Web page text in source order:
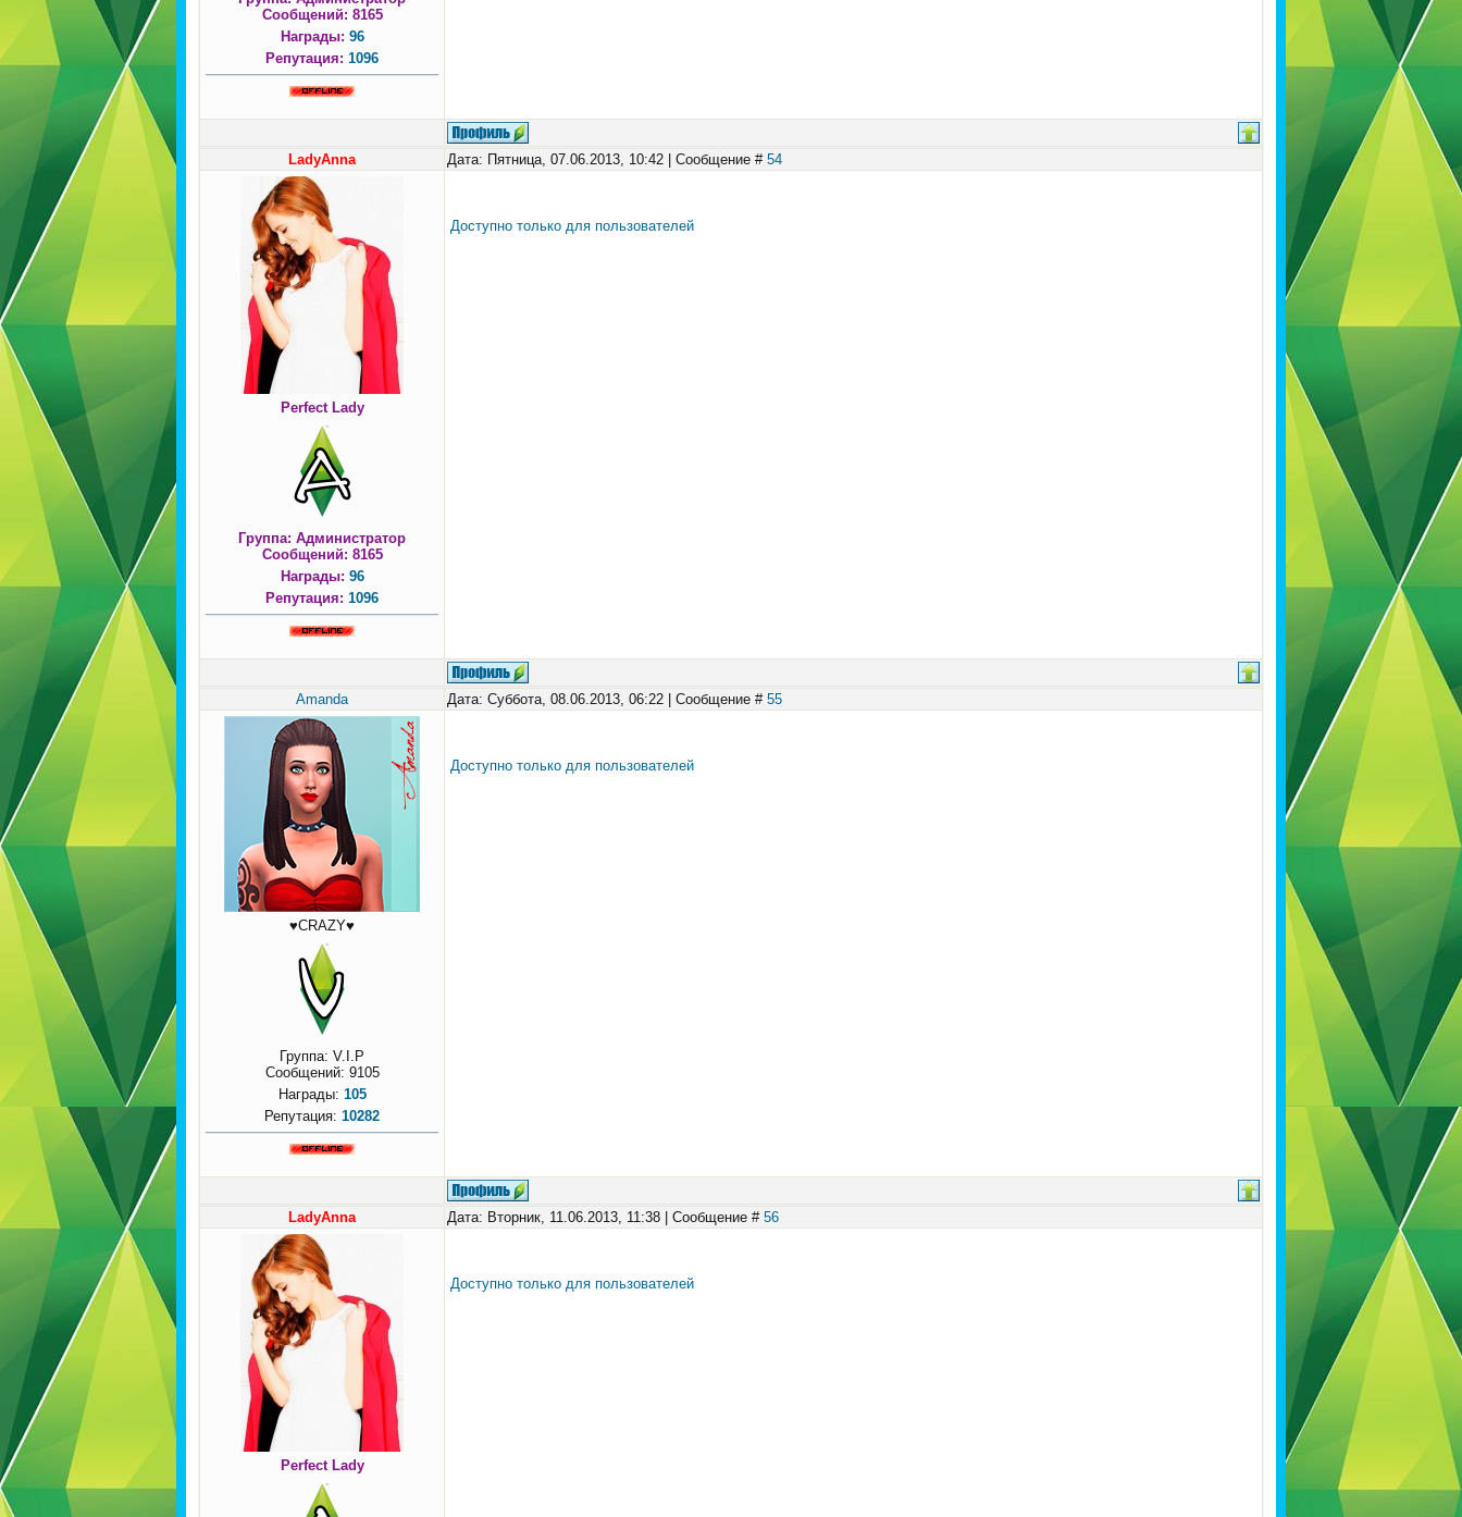
Сообщений: 8165
Награды: 96
Репутация: 1096
LadyAnna Дата: Пятница, 07.06.2013, 10:42 | Сообщение # 54
Perfect Lady
Группа: Администратор
Сообщений: 8165
Награды: 96
Репутация: 1096
Доступно только для пользователей
Amanda Дата: Суббота, 08.06.2013, 06:22 | Сообщение # 55
♥CRAZY♥
Группа: V.I.P
Сообщений: 9105
Награды: 105
Репутация: 10282
Доступно только для пользователей
LadyAnna Дата: Вторник, 11.06.2013, 11:38 | Сообщение # 56
Perfect Lady
Доступно только для пользователей